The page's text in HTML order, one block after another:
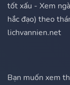
tốt xấu - Xem
hắc đạo) theo
lichvannien.net
Bạn muốn xem